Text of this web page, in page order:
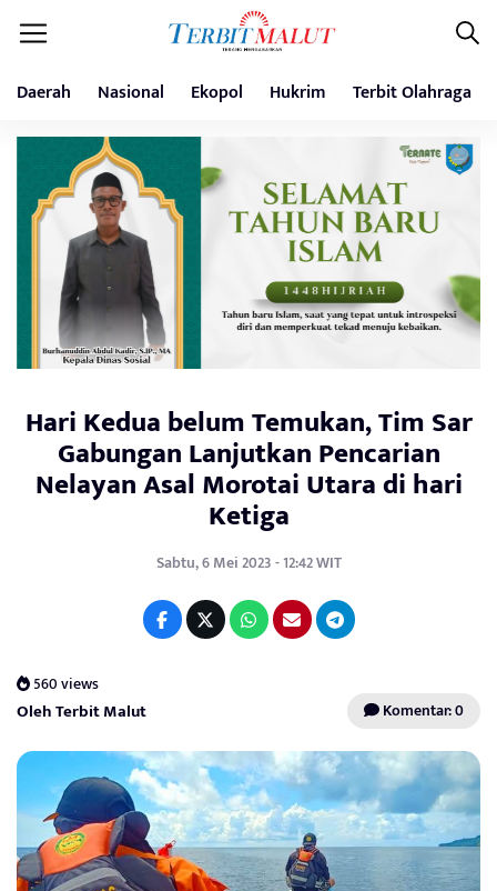
Daerah Nasional Ekopol Hukrim Terbit Olahraga
Hari Kedua belum Temukan, Tim Sar
Gabungan Lanjutkan Pencarian
Nelayan Asal Morotai Utara di hari
Ketiga
Sabtu, 6 Mei 2023 - 12:42 WIT
560 views
Oleh Terbit Malut Komentar: 0